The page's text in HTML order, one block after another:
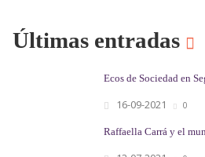
Últimas entradas
Ecos de Sociedad en
16-09-2021 0
Raffaella Carrá y el